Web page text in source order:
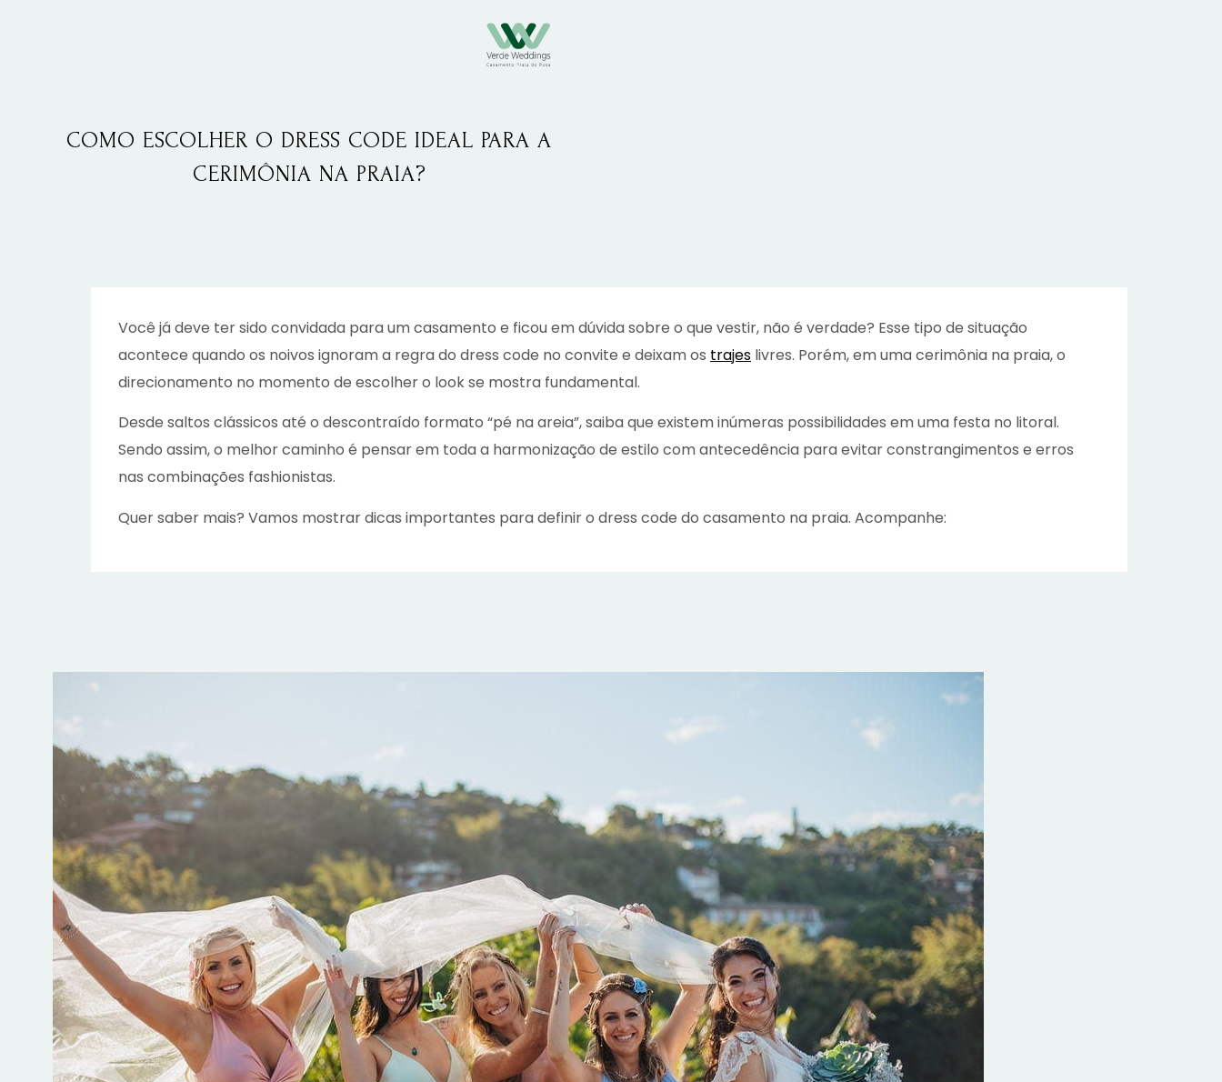
COMO ESCOLHER O DRESS CODE IDEAL PARA A
CERIMÔNIA NA PRAIA?
Você já deve ter sido convidada para um casamento e ficou em dúvida sobre o que vestir, não é verdade? Esse tipo de situação
acontece quando os noivos ignoram a regra do dress code no convite e deixam os trajes livres. Porém, em uma cerimônia na praia, o
direcionamento no momento de escolher o look se mostra fundamental.
Desde saltos clássicos até o descontraído formato “pé na areia”, saiba que existem inúmeras possibilidades em uma festa no litoral.
Sendo assim, o melhor caminho é pensar em toda a harmonização de estilo com antecedência para evitar constrangimentos e erros
nas combinações fashionistas.
Quer saber mais? Vamos mostrar dicas importantes para definir o dress code do casamento na praia. Acompanhe: